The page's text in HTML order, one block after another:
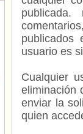
usuario es
Cualquier
eliminación
enviar la
quien